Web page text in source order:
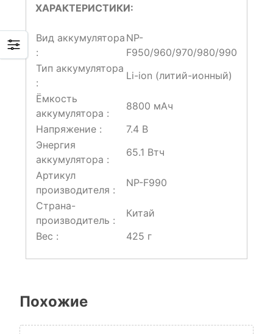
ХАРАКТЕРИСТИКИ:
Вид аккумулятора
:
NP-
F950/960/970/980/990
Тип аккумулятора
:
Li-ion (литий-ионный)
Ёмкость
аккумулятора :
8800 мАч
Напряжение :
7.4 В
Энергия
аккумулятора :
65.1 Втч
Артикул
производителя :
NP-F990
Страна-
производитель :
Китай
Вес :
425 г
Похожие